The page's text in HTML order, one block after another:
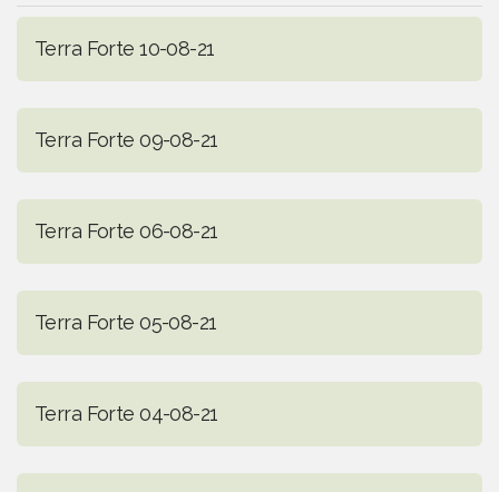
Terra Forte 10-08-21
Terra Forte 09-08-21
Terra Forte 06-08-21
Terra Forte 05-08-21
Terra Forte 04-08-21